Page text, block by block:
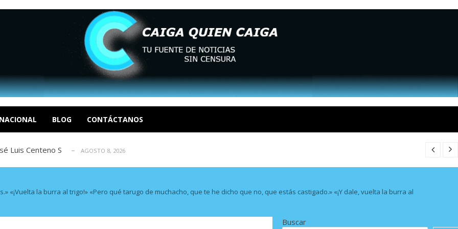
BLOG CONTÁCTANOS
Realpolitik y el Desmante... AGOSTO 8, 2026
García AGOSTO 7, 2026
en un evento fútil. Soc. Ende...
Luis Centeno S
R AGOSTO 8, 2026
Realpolitik y el Desmante... AGOSTO 8, 2026
en un evento fútil. Soc. Ende... AGOSTO 8, 2026
«¡Vuelta la burra al trigo!» «Pero qué tarugo de muchacho, que te he dicho que no, que estás castigado.» «¡Y dale, vuelta la burra al
Buscar